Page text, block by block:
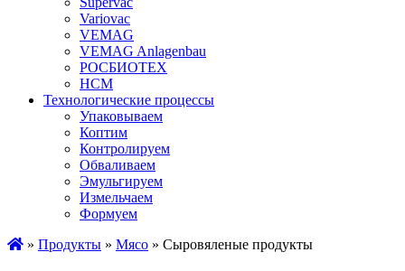
Variovac
VEMAG
VEMAG Anlagenbau
РОСБИОТЕХ
НСМ
Технологические процессы
Упаковываем
Коптим
Контролируем
Обваливаем
Эмульгируем
Измельчаем
Формуем
» Продукты » Мясо » Сыровяленые продукты